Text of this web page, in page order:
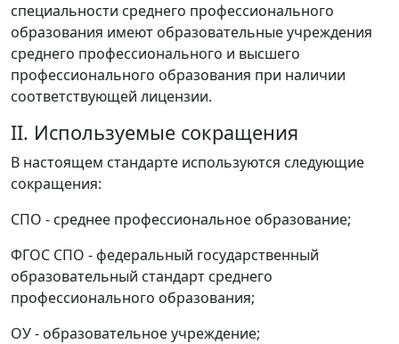
специальности среднего профессионального
образования имеют образовательные учреждения
среднего профессионального и высшего
профессионального образования при наличии
соответствующей лицензии.
II. Используемые сокращения
В настоящем стандарте используются следующие
сокращения:
СПО - среднее профессиональное образование;
ФГОС СПО - федеральный государственный
образовательный стандарт среднего
профессионального образования;
ОУ - образовательное учреждение;